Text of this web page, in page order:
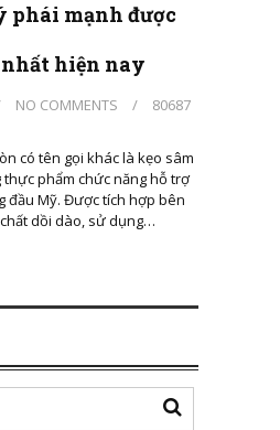
phái mạnh được
hiện nay
NO COMMENTS /
80687
có tên gọi khác là kẹo sâm
phẩm chức năng hỗ trợ
đầu Mỹ. Được tích hợp bên
dồi dào, sử dụng…